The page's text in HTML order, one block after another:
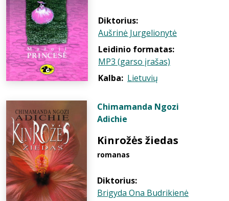
Diktorius:
Aušrinė Jurgelionytė
Leidinio formatas:
MP3 (garso įrašas)
Kalba: Lietuvių
Chimamanda Ngozi
Adichie
Kinrožės žiedas
romanas
Diktorius:
Brigyda Ona Budrikienė